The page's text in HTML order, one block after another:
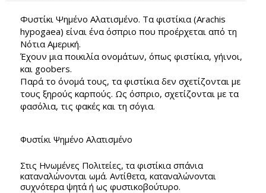
Φυστίκι Ψημένο Αλατισμένο. Τα φιστίκια (Arachis
hypogaea) είναι ένα όσπριο που προέρχεται από τη
Νότια Αμερική.
Έχουν μια ποικιλία ονομάτων, όπως φιστίκια, γήινοι,
και goobers.
Παρά το όνομά τους, τα φιστίκια δεν σχετίζονται με
τους ξηρούς καρπούς. Ως όσπριο, σχετίζονται με τα
φασόλια, τις φακές και τη σόγια.
Φυστίκι Ψημένο Αλατισμένο
Στις Ηνωμένες Πολιτείες, τα φιστίκια σπάνια
καταναλώνονται ωμά. Αντίθετα, καταναλώνονται
συχνότερα ψητά ή ως φυστικοβούτυρο.